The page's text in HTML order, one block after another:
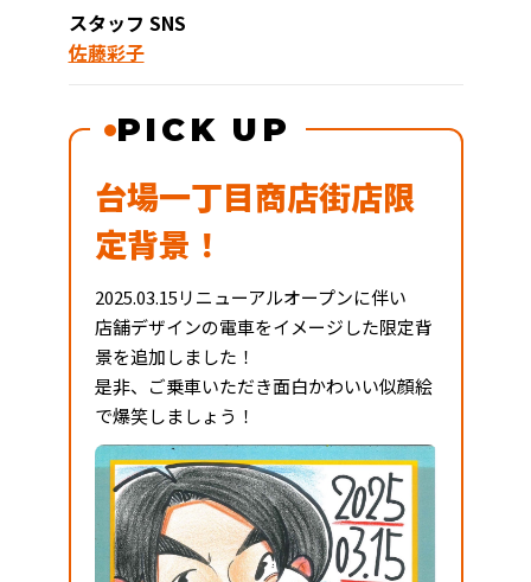
スタッフ SNS
佐藤彩子
PICK UP
台場一丁目商店街店限
定背景！
2025.03.15リニューアルオープンに伴い
店舗デザインの電車をイメージした限定背
景を追加しました！
是非、ご乗車いただき面白かわいい似顔絵
で爆笑しましょう！